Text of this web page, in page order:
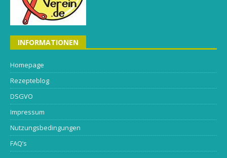
INFORMATIONEN
Homepage
Rezepteblog
DSGVO
Impressum
Nutzungsbedingungen
FAQ’s